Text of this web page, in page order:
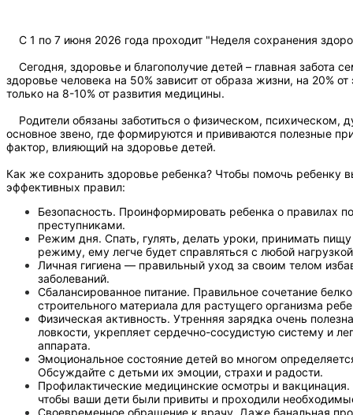
С 1 по 7 июня 2026 года проходит "Неделя сохранения
Сегодня, здоровье и благополучие детей – главная забота
здоровье человека на 50% зависит от образа жизни, на 20%
только на 8-10% от развития медицины.
Родители обязаны заботиться о физическом, психическом,
основное звено, где формируются и прививаются полезные
фактор, влияющий на здоровье детей.
Как же сохранить здоровье ребенка? Чтобы помочь ребенку
эффективных правил:
Безопасность. Проинформировать ребенка о правилах
преступниками.
Режим дня. Спать, гулять, делать уроки, принимать
режиму, ему легче будет справляться с любой
Личная гигиена — правильный уход за своим телом
заболеваний.
Сбалансированное питание. Правильное сочетание
строительного материала для растущего организма
Физическая активность. Утренняя зарядка очень
ловкости, укрепляет сердечно-сосудистую систему и
аппарата.
Эмоциональное состояние детей во многом
Обсуждайте с детьми их эмоции, страхи и радости.
Профилактические медицинские осмотры и
чтобы ваши дети были привиты и проходили
Своевременное обращение к врачу. Даже банальная